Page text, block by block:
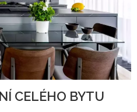
CELÉHO BYTU